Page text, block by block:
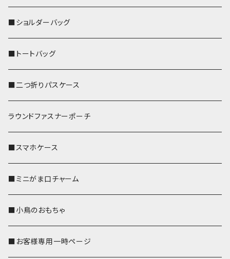
■ショルダーバッグ
■トートバッグ
■二つ折りパスケース
ラウンドファスナーポーチ
■スマホケース
■ミニがま口チャーム
■小鳥のおもちゃ
■お客様専用一時ページ